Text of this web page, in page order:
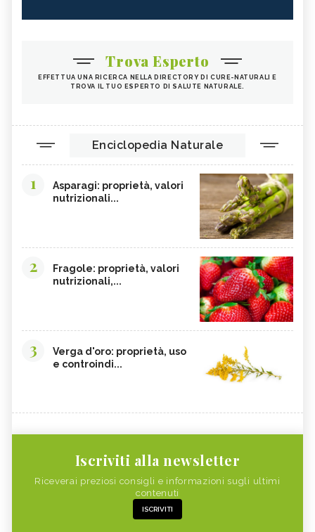
Trova Esperto
EFFETTUA UNA RICERCA NELLA DIRECTORY DI CURE-NATURALI E
TROVA IL TUO ESPERTO DI SALUTE NATURALE.
Enciclopedia Naturale
1
Asparagi: proprietà, valori
nutrizionali...
2
Fragole: proprietà, valori
nutrizionali,...
3
Verga d'oro: proprietà, uso
e controindi...
Iscriviti alla newsletter
Riceverai preziosi consigli e informazioni sugli ultimi
contenuti
ISCRIVITI